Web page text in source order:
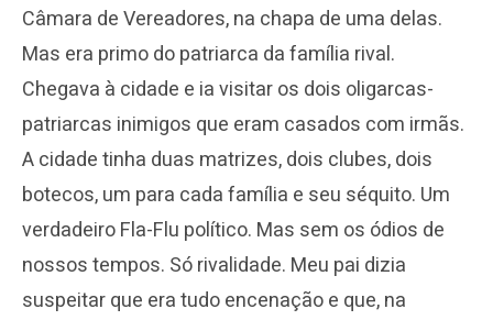
Câmara de Vereadores, na chapa de uma delas.
Mas era primo do patriarca da família rival.
Chegava à cidade e ia visitar os dois oligarcas-
patriarcas inimigos que eram casados com irmãs.
A cidade tinha duas matrizes, dois clubes, dois
botecos, um para cada família e seu séquito. Um
verdadeiro Fla-Flu político. Mas sem os ódios de
nossos tempos. Só rivalidade. Meu pai dizia
suspeitar que era tudo encenação e que, na